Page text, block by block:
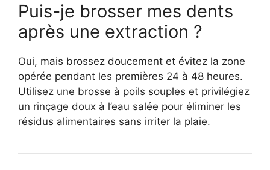
Puis-je brosser mes dents
après une extraction ?
Oui, mais brossez doucement et évitez la zone
opérée pendant les premières 24 à 48 heures.
Utilisez une brosse à poils souples et privilégiez
un rinçage doux à l’eau salée pour éliminer les
résidus alimentaires sans irriter la plaie.